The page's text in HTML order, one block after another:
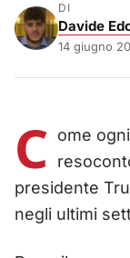
DI
Davide
14 giugno
C ome
presidente
negli ultimi